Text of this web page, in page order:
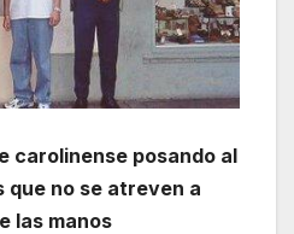
carolinense posando al
que no se atreven a
las manos